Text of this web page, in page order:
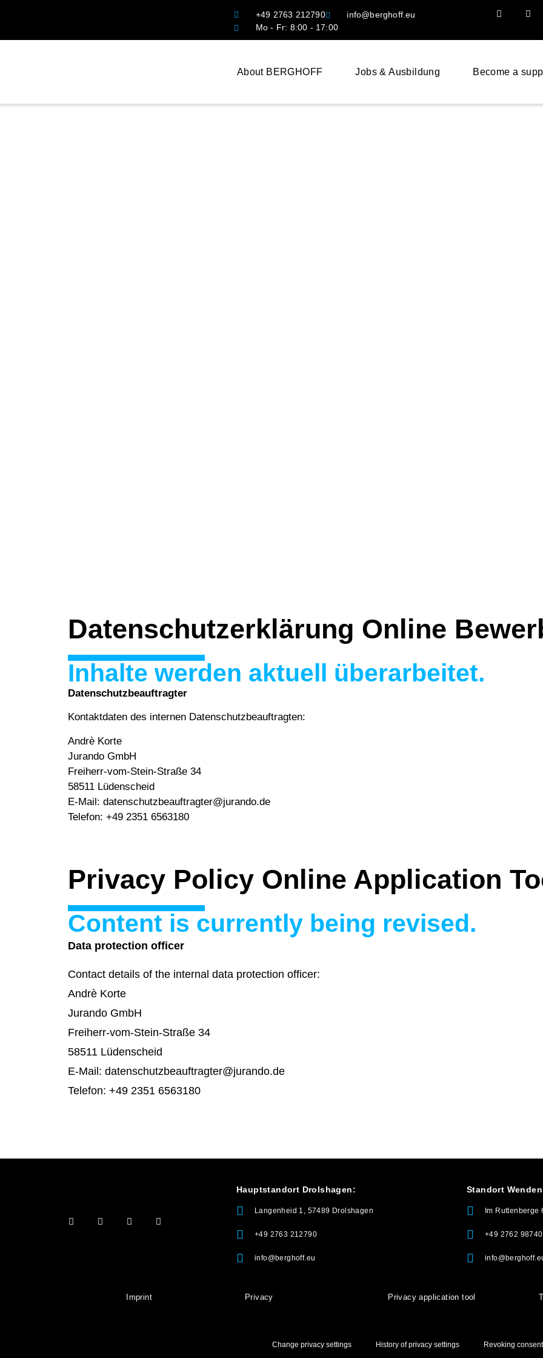
+49 2763 212790
info@berghoff.eu
Mo - Fr: 8:00 - 17:00
About BERGHOFF Jobs & Ausbildung Become a
Datenschutzerklärung Online
Inhalte werden aktuell überarbeitet.
Datenschutzbeauftragter
Kontaktdaten des internen Datenschutzbeauftragten:
Andrè Korte
Jurando GmbH
Freiherr-vom-Stein-Straße 34
58511 Lüdenscheid
E-Mail: datenschutzbeauftragter@jurando.de
Telefon: +49 2351 6563180
Privacy Policy Online Application
Content is currently being revised.
Data protection officer
Contact details of the internal data protection officer:
Andrè Korte
Jurando GmbH
Freiherr-vom-Stein-Straße 34
58511 Lüdenscheid
E-Mail: datenschutzbeauftragter@jurando.de
Telefon: +49 2351 6563180
Hauptstandort Drolshagen:
Langenheid 1, 57489 Drolshagen
+49 2763 212790
info@berghoff.eu
Standort
Im Ruttenberge
+49 2762 98740
Imprint Privacy Privacy application tool
Change privacy settings History of privacy settings Revoking consent